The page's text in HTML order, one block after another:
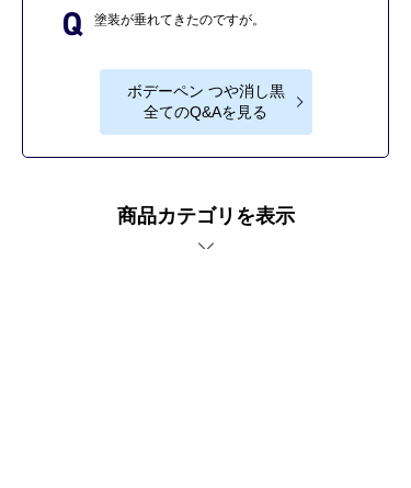
塗装が垂れてきたのですが。
ボデーペン つや消し黒
全てのQ&Aを見る
商品カテゴリを表示